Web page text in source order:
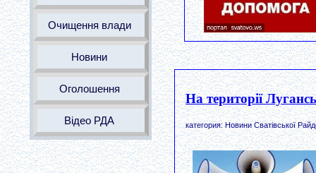
Очищення влади
Новини
Оголошення
Відео РДА
На території
категория: Новини Сватівської